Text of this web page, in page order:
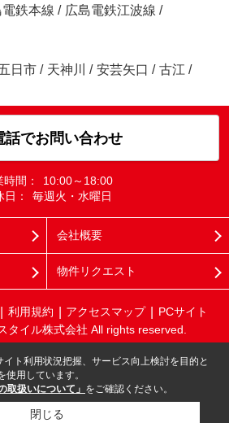
電鉄本線 / 広島電鉄江波線 /
日市 / 天神川 / 安芸矢口 / 古江 /
話でお問い合わせ
間：
10:00～18:00
日：
毎週火・水曜日
会社概要
物件リクエスト
利用規約 アクセスマップ
PCサイト
タイル株式会社 All rights reserved.
ト利用状況把握、サービス向上検討を目的と
用しています。
取扱いについて」 をご確認ください。
閉じる